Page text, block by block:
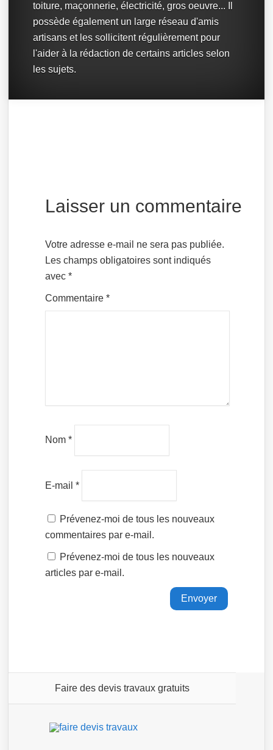
toiture, maçonnerie, électricité, gros oeuvre... Il
possède également un large réseau d'amis
artisans et les sollicitent régulièrement pour
l'aider à la rédaction de certains articles selon
les sujets.
Laisser un commentaire
Votre adresse e-mail ne sera pas publiée.
Les champs obligatoires sont indiqués
avec*
Commentaire*
Nom*
E-mail*
Prévenez-moi de tous les nouveaux
commentaires par e-mail.
Prévenez-moi de tous les nouveaux
articles par e-mail.
Faire des devis travaux gratuits